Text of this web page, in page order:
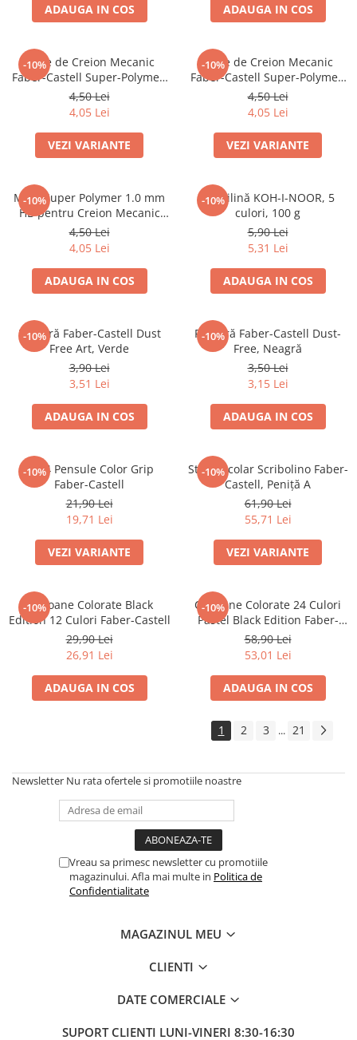
Clipboard-uri
Dosare Plastic
Folii de protecție
Penare cu doua compartimente
Penare cu trei compartimente
Penare echipate
Penare neechipate
Pictură și desen
Accesorii pentru pictură
Acuarele
Culori acrilice
Culori în ulei
Tempera și Guașe
Tăiere și lipire
Foarfeci
Lipici
ADAUGA IN COS ADAUGA IN COS
-10%
Mine de Creion Mecanic
Faber-Castell Super-Polymer,
0,5 mm, HB/B, 12 Bucăți
4,50 Lei
4,05 Lei
VEZI VARIANTE
-10%
Mine de Creion Mecanic
Faber-Castell Super-Polymer,
0,7 mm, HB/B, 12 Bucăți
4,50 Lei
4,05 Lei
VEZI VARIANTE
-10%
Mine Super Polymer 1.0 mm
HB pentru Creion Mecanic
Faber-Castell
4,50 Lei
4,05 Lei
ADAUGA IN COS
-10%
Plastilină KOH-I-NOOR, 5
culori, 100 g
5,90 Lei
5,31 Lei
ADAUGA IN COS
-10%
Radieră Faber-Castell Dust
Free Art, Verde
3,90 Lei
3,51 Lei
ADAUGA IN COS
-10%
Radieră Faber-Castell Dust-
Free, Neagră
3,50 Lei
3,15 Lei
ADAUGA IN COS
-10%
Set 4 Pensule Color Grip
Faber-Castell
21,90 Lei
19,71 Lei
VEZI VARIANTE
-10%
Stilou Școlar Scribolino Faber-
Castell, Peniță A
61,90 Lei
55,71 Lei
VEZI VARIANTE
-10%
Creioane Colorate Black
Edition 12 Culori Faber-Castell
29,90 Lei
26,91 Lei
ADAUGA IN COS
-10%
Creioane Colorate 24 Culori
Pastel Black Edition Faber-
Castell
58,90 Lei
53,01 Lei
ADAUGA IN COS
1 2 3 ... 21
Newsletter Nu rata ofertele si promotiile noastre
Vreau sa primesc newsletter cu promotiile
magazinului. Afla mai multe in Politica de
Confidentialitate
MAGAZINUL MEU
CLIENTI
DATE COMERCIALE
SUPORT CLIENTI LUNI-VINERI 8:30-16:30